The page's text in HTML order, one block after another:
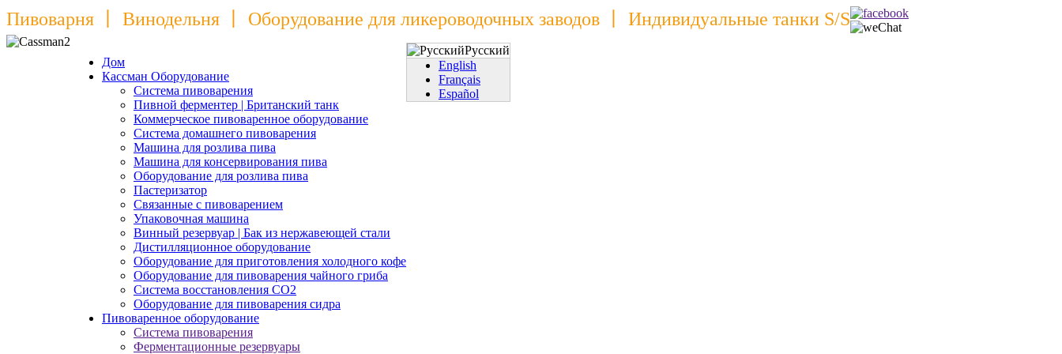
Пивоварня 丨 Винодельня 丨 Оборудование для ликероводочных заводов 丨 Индивидуальные танки S/S
Дом
Кассман Оборудование
Система пивоварения
Пивной ферментер | Британский танк
Коммерческое пивоваренное оборудование
Система домашнего пивоварения
Машина для розлива пива
Машина для консервирования пива
Оборудование для розлива пива
Пастеризатор
Связанные с пивоварением
Упаковочная машина
Винный резервуар | Бак из нержавеющей стали
Дистилляционное оборудование
Оборудование для приготовления холодного кофе
Оборудование для пивоварения чайного гриба
Система восстановления CO2
Оборудование для пивоварения сидра
Пивоваренное оборудование
Система пивоварения
Ферментационные резервуары
Pусский
English
Français
Español